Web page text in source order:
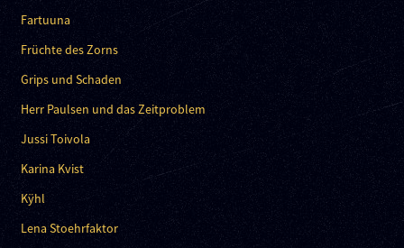
Fartuuna
Früchte des Zorns
Grips und Schaden
Herr Paulsen und das Zeitproblem
Jussi Toivola
Karina Kvist
Kÿhl
Lena Stoehrfaktor